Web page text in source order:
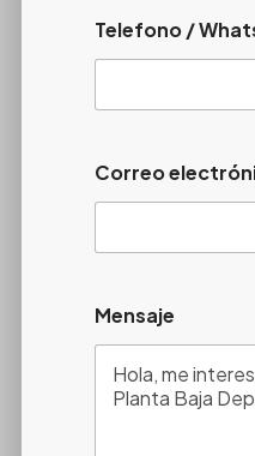
Telefono /
Correo
Mensaje